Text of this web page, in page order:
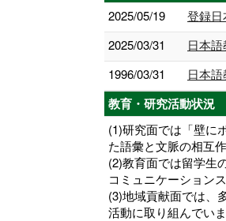
2025/05/19
登録日
2025/03/31
日本語
1996/03/31
日本語
教育・研究活動状況
(1)研究面では「壁に
た語彙と文脈の相互
(2)教育面では留学生
コミュニケーション
(3)地域貢献面では、
活動に取り組んでいま